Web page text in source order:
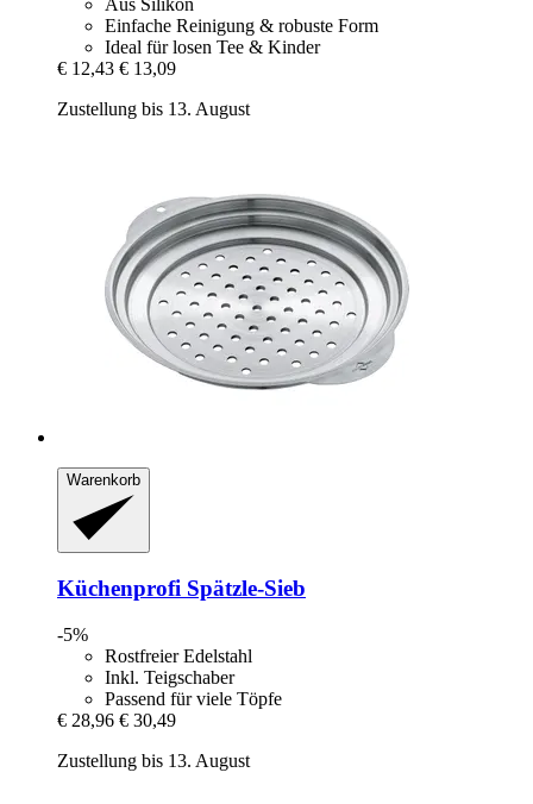
Einfache Reinigung & robuste Form
Ideal für losen Tee & Kinder
€ 12,43 € 13,09
Zustellung bis 13. August
Warenkorb
Küchenprofi Spätzle-​Sieb
-5%
Rostfreier Edelstahl
Inkl. Teigschaber
Passend für viele Töpfe
€ 28,96 € 30,49
Zustellung bis 13. August